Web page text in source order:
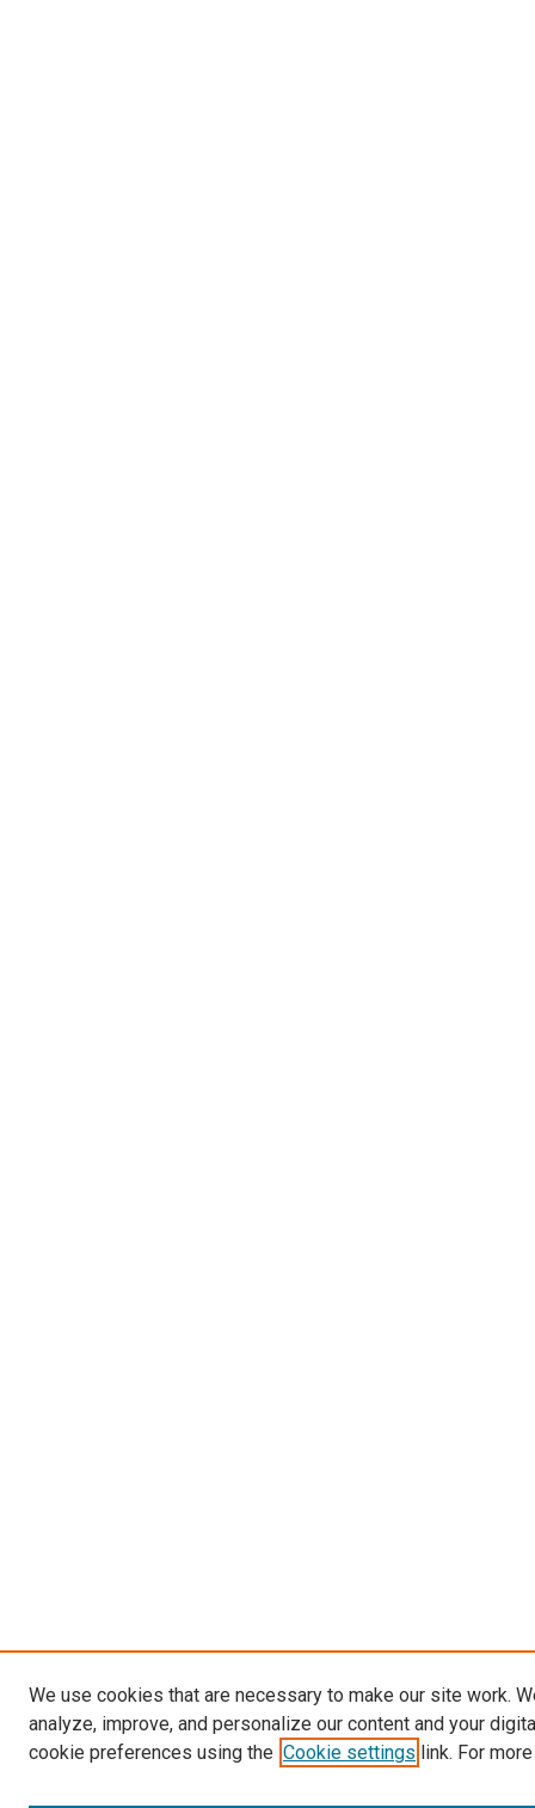
We use cookies that are necessary to make our site work.
analyze, improve, and personalize our content and your
cookie preferences using the Cookie settings link. For